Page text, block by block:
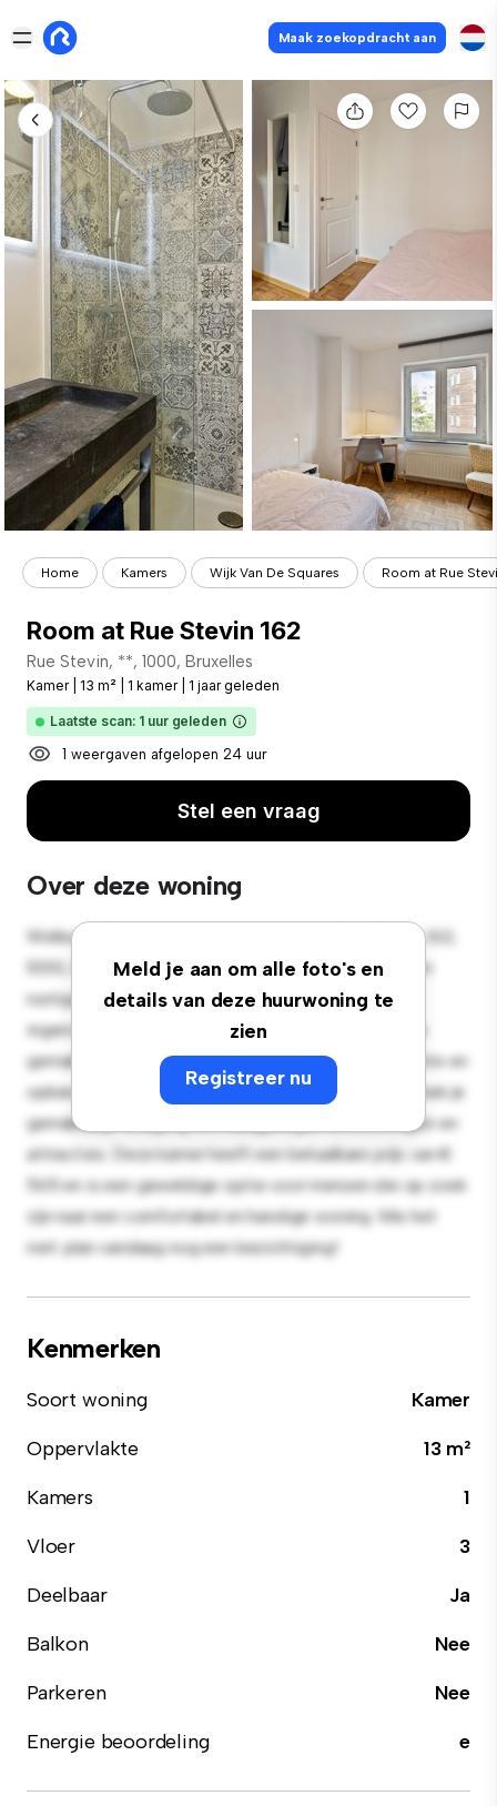
Maak zoekopdracht aan
Home Kamers Wijk Van De Squares Room at Rue
Room at Rue Stevin 162
Rue Stevin, **, 1000, Bruxelles
Kamer 13 m² 1 kamer 1 jaar geleden
Laatste scan: 1 uur geleden
1 weergaven afgelopen 24 uur
Stel een vraag
Over deze woning
Meld je aan om alle foto's en
details van deze huurwoning te
zien
Registreer nu
Welkom bij je nieuwe toevluchtsoord in Rue Stevin, 162,
1000, Bruxelles! Deze comfortabele kamer biedt een
rustige en persoonlijke leefruimte. Deze kamer is
ingericht met de essentiële benodigdheden voor je
gemak en biedt een comfortabel bed, een werkruimte en
opbergmogelijkheden. Dankzij de gunstige ligging heb je
gemakkelijk toegang tot nabijgelegen voorzieningen en
attracties. Deze kamer heeft een betaalbare prijs van €
565 en is een geweldige optie voor mensen die op zoek
zijn naar een comfortabel en handige woning. Mis het
niet: plan vandaag nog een bezichtiging!
Kenmerken
Soort woning
Kamer
Oppervlakte
13 m²
Kamers
1
Vloer
3
Deelbaar
Ja
Balkon
Nee
Parkeren
Nee
Energie beoordeling
e